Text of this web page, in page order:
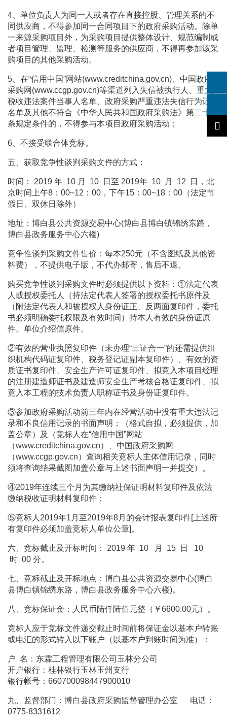
4、单位负责人为同一人或者存在直接控股、管理关系的不
同供应商，不得参加同一合同项目下的政府采购活动。除单
一来源采购项目外，为采购项目提供整体设计、规范编制或
者项目管理、监理、检测等服务的供应商，不得再参加该采
购项目的其他采购活动。
5、在“信用中国”网站(www.creditchina.gov.cn)、中国政府
采购网(www.ccgp.gov.cn)等渠道列入失信被执行人、重大
税收违法案件当事人名单、政府采购严重违法失信行为记录
名单及其他不符合《中华人民共和国政府采购法》第二十二
条规定条件的，不得参与本项目政府采购活动；
6、不接受联合体竞标。
五、获取竞争性谈判采购文件的方式：
时间： 2019 年 10 月 10 日至 2019年 10 月 12 日，北
京时间上午8：00~12：00，下午15：00~18：00（法定节
假日、双休日除外）
地址：博白县公共资源交易中心(博白县博白镇锦绣东路，
博白县政务服务中心六楼)
竞争性谈判采购文件售价：每本250元（不含图纸及其他资
料费），不提供电子版，不代办邮寄，售后不退。
购买竞争性谈判采购文件时必须提供以下资料：①法定代表
人或授权委托人（持法定代表人签署的授权委托书原件及
（附法定代表人和被授权人身份证正、反两面复印件，委托
书必须明确委托权限及有效时间）持本人有效的身份证原
件。单位介绍信原件。
②有效的营业执照复印件（未办理“三证合一”的还需提供组
织机构代码证复印件、税务登记证副本复印件）、有效的资
质证书复印件、安全生产许可证复印件、拟竞入本项目经理
的注册建造师证书及建造师安全生产考核合格证复印件、拟
竞入本工程的技术负责人职称证书及身份证复印件。
③参加政府采购活动前三年内在经营活动中没有重大违法记
录和不良信用记录的书面声明；（格式自拟，必须提供，加
盖公章）及（竞标人在“信用中国”网站
（www.creditchina.gov.cn）、中国政府采购网
（www.ccgp.gov.cn）查询相关竞标人主体信用记录，同时
须将查询结果截图加盖公章与上述书面声明一并提交）。
④2019年连续三个月为其缴纳社保证明材料复印件及依法
缴纳税收证明材料复印件；
⑤竞标人2019年1月至2019年8月的会计报表复印件[上述所
有复印件必须加盖竞标人单位公章]。
六、竞标截止及开标时间： 2019 年 10 月 15 日 10
时 00 分。
七、竞标截止及开标地点：博白县公共资源交易中心(博白
县博白镇锦绣东路，博白县政务服务中心六楼)。
八、竞标保证金：人民币陆仟陆佰元整（￥6600.00元）。
竞标人应于竞标文件递交截止时间前将保证金以基本户转账
或电汇的形式转入以下账户（以基本户到账时间为准）：
户 名：东霖工程管理有限公司玉林分公司
开户银行：桂林银行玉林玉州支行
银行帐号：660700098447900010
九、监督部门：博白县政府采购监督管理办公室 电话：
0775-8331612